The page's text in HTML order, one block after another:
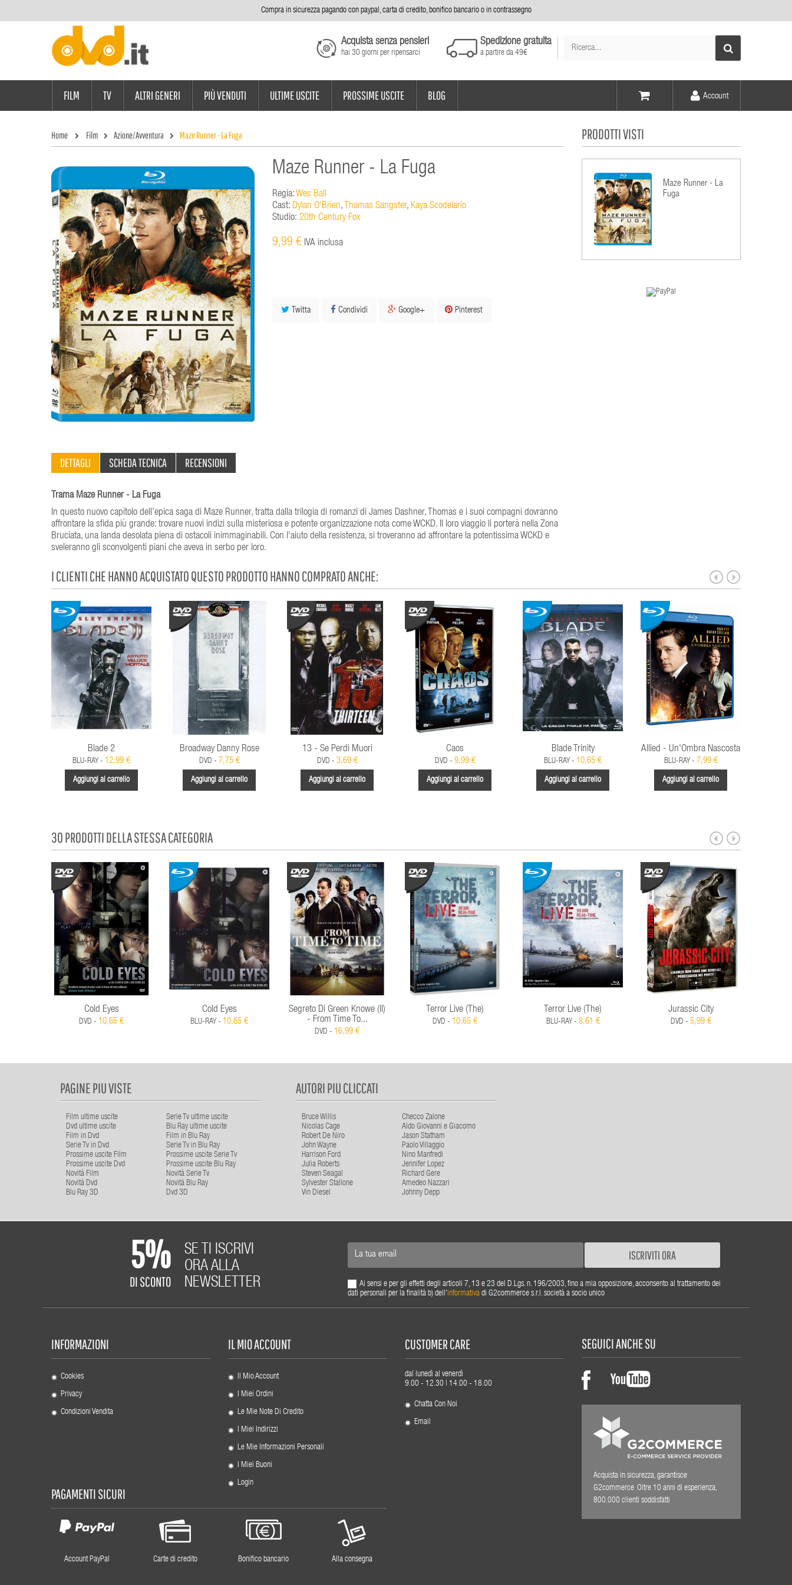
Compra in sicurezza pagando con paypal, carta di credito, bonifico bancario o in contrassegno
Elementi -
Acquista senza pensieri
hai 30 giorni per ripensarci
Spedizione gratuita
a partire da 49€
Account
FILM TV ALTRI GENERI PIÙ VENDUTI ULTIME USCITE PROSSIME USCITE BLOG
Home Film Azione/Avventura Maze Runner - La Fuga
Maze Runner - La Fuga
Regia:Wes Ball
Cast: Dylan O'Brien, Thomas Sangster, Kaya Scodelario
Studio: 20th Century Fox
9,99 € IVA inclusa
Twitta Condividi Google+ Pinterest
DETTAGLI SCHEDA TECNICA RECENSIONI
Trama Maze Runner - La Fuga
In questo nuovo capitolo dell'epica saga di Maze Runner, tratta dalla trilogia di romanzi di James Dashner, Thomas e i suoi compagni dovranno
affrontare la sfida più grande: trovare nuovi indizi sulla misteriosa e potente organizzazione nota come WCKD. Il loro viaggio li porterà nella Zona
Bruciata, una landa desolata piena di ostacoli inimmaginabili. Con l'aiuto della resistenza, si troveranno ad affrontare la potentissima WCKD e
sveleranno gli sconvolgenti piani che aveva in serbo per loro.
PRODOTTI VISTI
Maze Runner - La
Fuga
I CLIENTI CHE HANNO ACQUISTATO QUESTO PRODOTTO HANNO COMPRATO ANCHE:
Blade 2
BLU-RAY - 12,99 €
Aggiungi al carrello
Broadway Danny Rose
DVD - 7,75 €
Aggiungi al carrello
13 - Se Perdi Muori
DVD - 3,69 €
Aggiungi al carrello
Caos
DVD - 9,99 €
Aggiungi al carrello
Blade Trinity
BLU-RAY - 10,65 €
Aggiungi al carrello
Allied - Un'Ombra Nascosta
BLU-RAY - 7,99 €
Aggiungi al carrello
30 PRODOTTI DELLA STESSA CATEGORIA
Cold Eyes
DVD - 10,65 €
Cold Eyes
BLU-RAY - 10,65 €
Segreto Di Green Knowe (Il)
- From Time To...
DVD - 16,99 €
Terror Live (The)
DVD - 10,65 €
Terror Live (The)
BLU-RAY - 8,61 €
Jurassic City
DVD - 5,99 €
PAGINE PIU VISTE
Film ultime uscite
Serie Tv ultime uscite
Dvd ultime uscite
Blu Ray ultime uscite
Film in Dvd
Film in Blu Ray
Serie Tv in Dvd
Serie Tv in Blu Ray
Prossime uscite Film
Prossime uscite Serie Tv
Prossime uscite Dvd
Prossime uscite Blu Ray
Novità Film
Novità Serie Tv
Novità Dvd
Novità Blu Ray
Blu Ray 3D
Dvd 3D
AUTORI PIU CLICCATI
Bruce Willis
Checco Zalone
Nicolas Cage
Aldo Giovanni e Giacomo
Robert De Niro
Jason Statham
John Wayne
Paolo Villaggio
Harrison Ford
Nino Manfredi
Julia Roberts
Jennifer Lopez
Steven Seagal
Richard Gere
Sylvester Stallone
Amedeo Nazzari
Vin Diesel
Johnny Depp
5%
DI SCONTO
SE TI ISCRIVI
ORA ALLA
NEWSLETTER
ISCRIVITI ORA
Ai sensi e per gli effetti degli articoli 7, 13 e 23 del D.Lgs. n. 196/2003, fino a mia opposizione, acconsento al trattamento dei
dati personali per la finalità b) dell'informativadi G2commerce s.r.l. società a socio unico
INFORMAZIONI
Cookies
Privacy
Condizioni Vendita
IL MIO ACCOUNT
Il Mio Account
I Miei Ordini
Le Mie Note Di Credito
I Miei Indirizzi
Le Mie Informazioni Personali
I Miei Buoni
Login
CUSTOMER CARE
dal lunedì al venerdì
9.00 - 12.30 | 14.00 - 18.00
Chatta Con Noi
Email
SEGUICI ANCHE SU
Acquista in sicurezza, garantisce
G2commerce. Oltre 10 anni di esperienza,
800.000 clienti soddisfatti
PAGAMENTI SICURI
Account PayPal Carte di credito Bonifico bancario Alla consegna